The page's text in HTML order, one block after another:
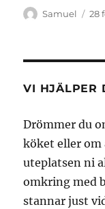
Författare
Samuel 28
VI HJÄLPER
Drömmer du
köket eller om
uteplatsen ni
omkring med
stannar just